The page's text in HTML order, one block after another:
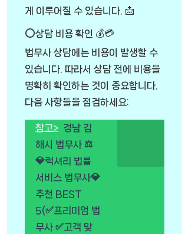
게 이루어질 수 있습니다. 📩
⭕상담 비용 확인 💰💳
법무사 상담에는 비용이 발생할 수
있습니다. 따라서 상담 전에 비용을
명확히 확인하는 것이 중요합니다.
다음 사항들을 점검하세요:
참고> 경남 김
해시 법무사 ⚖️
💎럭셔리 법률
서비스 법무사💎
추천 BEST
5(✅프리미엄 법
무사 ✅고객 맞